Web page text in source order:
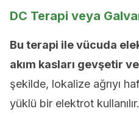
DC Terapi veya
Bu terapi ile vücuda
akım kasları gevşetir
şekilde, lokalize ağrıyı
yüklü bir elektrot kullanılır.